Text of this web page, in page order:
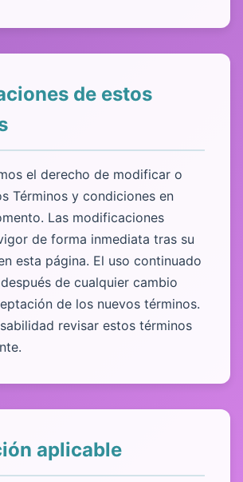
de estos
el derecho de modificar o
Términos y condiciones en
Las modificaciones
de forma inmediata tras su
esta página. El uso continuado
de cualquier cambio
de los nuevos términos.
revisar estos términos
aplicable